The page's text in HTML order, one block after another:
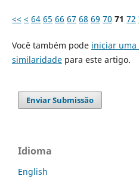
<< < 64 65 66 67 68 69 70 71 72
Você também pode iniciar uma
similaridadepara este artigo.
Enviar Submissão
Idioma
English